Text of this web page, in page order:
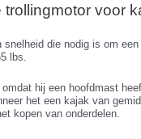
voor
snelheid die nodig is om
lbs.
hij een hoofdmast
het een kajak van
kopen van onderdelen.